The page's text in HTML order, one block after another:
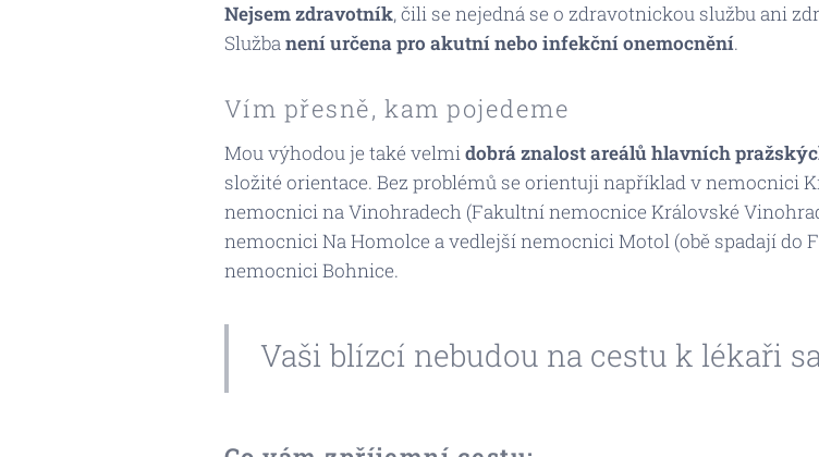
Nejsem zdravotník, čili se nejedná se o zdravotnickou službu ani
Službanení určena pro akutní nebo infekční onemocnění.
Vím přesně, kam pojedeme
Mou výhodou je také velmidobrá znalost areálů hlavních
složité orientace. Bez problémů se orientuji například v nemocnici
nemocnici na Vinohradech (Fakultní nemocnice Královské
nemocnici Na Homolce a vedlejší nemocnici Motol (obě spadají do
nemocnici Bohnice.
Vaši blízcí nebudou na cestu k lékaři